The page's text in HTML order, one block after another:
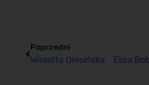
Poprzedni
Wioletta Olesińska